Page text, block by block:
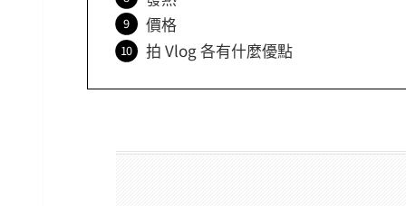
價格
拍 Vlog 各有什麼優點